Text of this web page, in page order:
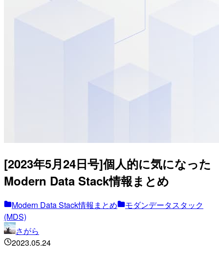
[2023年5月24日号]個人的に気になった
Modern Data Stack情報まとめ
Modern Data Stack情報まとめ
モダンデータスタック
(MDS)
さがら
2023.05.24